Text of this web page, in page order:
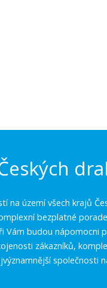
na území všech krajů
bezplatné
Vám budou
zákazníků,
společnosti